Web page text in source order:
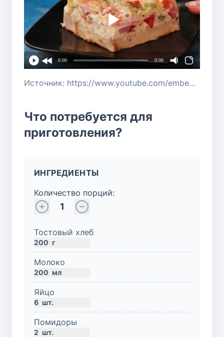
0:00 0:00
Источник: https://www.youtube.com/embed/mzcSKGnhU3A?si=fkgtI0bSsfA2sYex
Что потребуется для
приготовления?
ИНГРЕДИЕНТЫ
Количество порций:
1
Тостовый хлеб
200 г
Молоко
200 мл
Яйцо
6 шт.
Помидоры
2 шт.